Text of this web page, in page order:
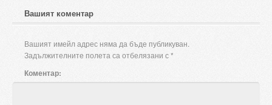
Вашият коментар
Вашият имейл адрес няма да бъде публикуван.
Задължителните полета са отбелязани с*
Коментар: